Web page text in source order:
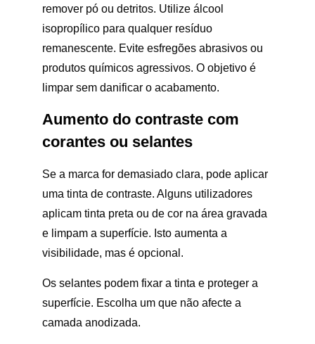
remover pó ou detritos. Utilize álcool
isopropílico para qualquer resíduo
remanescente. Evite esfregões abrasivos ou
produtos químicos agressivos. O objetivo é
limpar sem danificar o acabamento.
Aumento do contraste com
corantes ou selantes
Se a marca for demasiado clara, pode aplicar
uma tinta de contraste. Alguns utilizadores
aplicam tinta preta ou de cor na área gravada
e limpam a superfície. Isto aumenta a
visibilidade, mas é opcional.
Os selantes podem fixar a tinta e proteger a
superfície. Escolha um que não afecte a
camada anodizada.